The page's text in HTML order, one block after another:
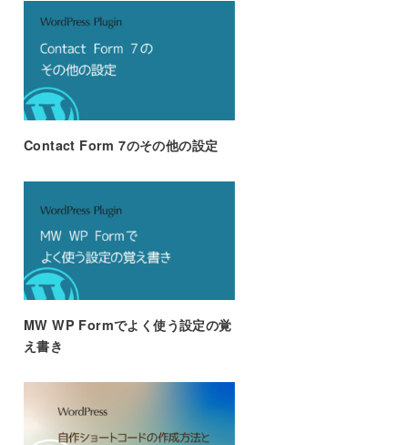
Contact Form 7のその他の設定
MW WP Formでよく使う設定の覚
え書き